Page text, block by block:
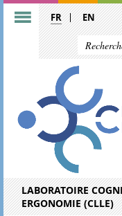
FR EN
LABORATOIRE
ERGONOMIE (CLLE)